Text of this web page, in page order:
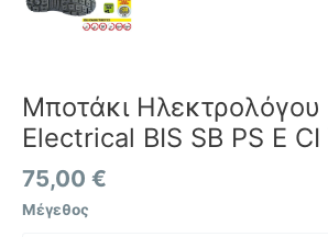
Μποτάκι Ηλεκτρολόγου
Electrical BIS SB PS E CI
75,00 €
Μέγεθος